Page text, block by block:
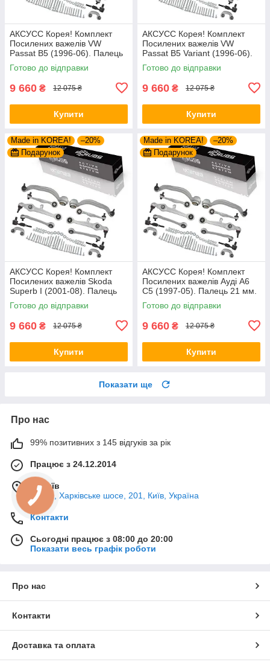
АКСУСС Корея! Комплект
Посилених важелів VW
Passat B5 (1996-06). Палець
21 мм. 27421 01 ,
8D0498998B ,
Готово до відправки
9 660 ₴ 12 075 ₴
Купити
АКСУСС Корея! Комплект
Посилених важелів VW
Passat B5 Variant (1996-06).
Палець 21 мм. 27421 01 ,
8D0498998B ,
Готово до відправки
9 660 ₴ 12 075 ₴
Купити
Made in KOREA!
–20%
Подарунок
АКСУСС Корея! Комплект
Посилених важелів Skoda
Superb I (2001-08). Палець
21 мм. 27421 01 ,
8D0498998B ,
Готово до відправки
9 660 ₴ 12 075 ₴
Купити
Made in KOREA!
–20%
Подарунок
АКСУСС Корея! Комплект
Посилених важелів Ауді А6
С5 (1997-05). Палець 21 мм.
27421 01 , 8D0498998B ,
1160500029/HD
Готово до відправки
9 660 ₴ 12 075 ₴
Купити
Показати ще
Про нас
99% позитивних з 145 відгуків за рік
Працює з 24.12.2014
м. Київ
02121, Харківське шосе, 201, Київ, Україна
Контакти
Сьогодні працює з 08:00 до 20:00
Показати весь графік роботи
Про нас
Контакти
Доставка та оплата